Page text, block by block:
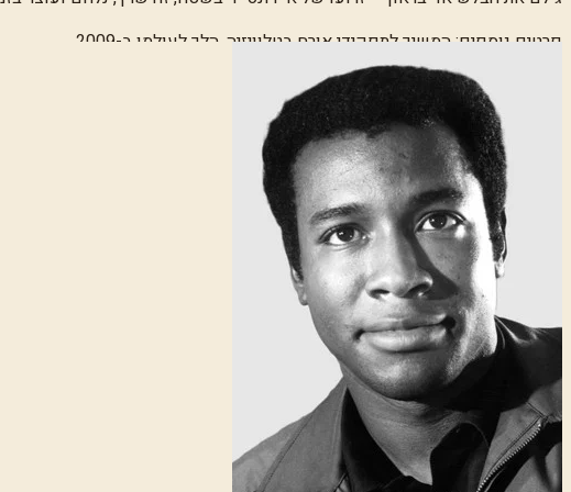
פרטים נוספים:המשיך לתפקידי אורח בטלוויזיה. הלך לעולמו ב-2009.